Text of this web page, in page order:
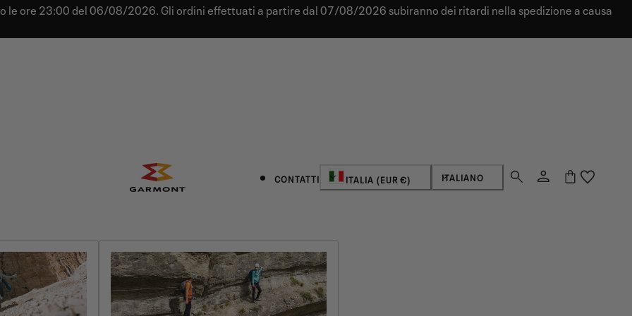
ore 23:00 del 06/08/2026. Gli ordini effettuati a partire dal 07/08/2026 subiranno dei ritardi nella spedizione a causa
CONTATTIPaese/regione
ITALIA (EUR €) Lingua
ITALIANO Login Carrello